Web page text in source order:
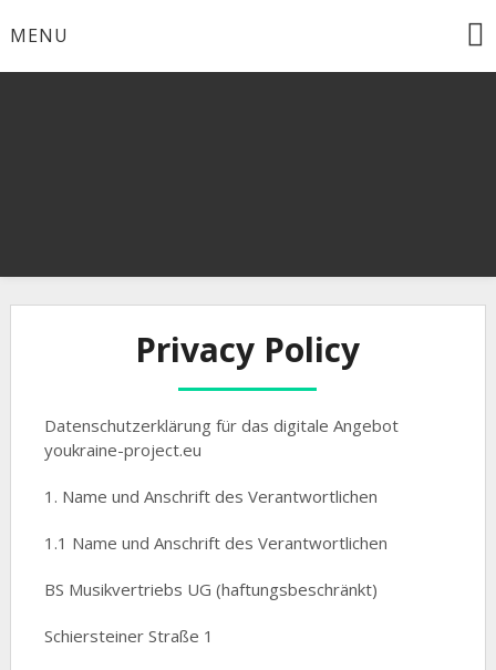
toMENU
Privacy Policy
Datenschutzerklärung für das digitale Angebot
youkraine-project.eu
1. Name und Anschrift des Verantwortlichen
1.1 Name und Anschrift des Verantwortlichen
BS Musikvertriebs UG (haftungsbeschränkt)
Schiersteiner Straße 1